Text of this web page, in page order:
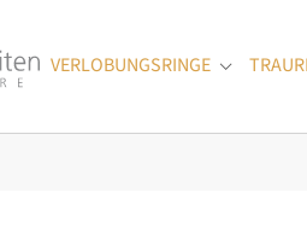
VERLOBUNGSRINGE